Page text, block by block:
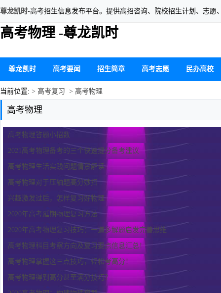
尊龙凯时-高考招生信息发布平台。提供高招咨询、院校招生计划、志愿
高考物理 -尊龙凯时
尊龙凯时 高考要闻 招生简章 高考志愿 民办高校
当前位置: > 高考复习 > 高考物理
高考物理
高考物理答题小招数
2021高考物理备考的三个快速提分备考建议
高考物理生活实践问题情景解读
高考物理对于压轴题高分妙招
兴趣激发过后，怎样复习好物理
2020年高考延期物理复习方法
2020年高考物理复习技巧：一道多解题启发完善思维
高考物理科目考察方向及复习要点信息汇总！
高考物理掌握这三点技巧，轻松考高分！
高考物理得到高分甚至满分技巧？